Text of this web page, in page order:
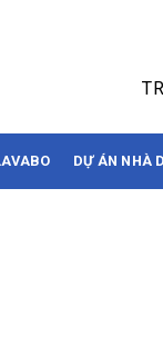
DỰ ÁN NHÀ